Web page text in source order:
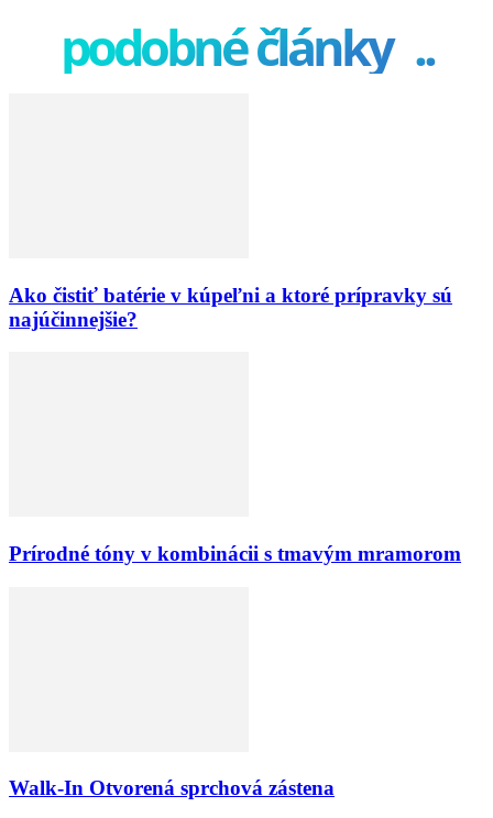
podobné články ..
Ako čistiť batérie v kúpeľni a ktoré prípravky sú
najúčinnejšie?
Prírodné tóny v kombinácii s tmavým mramorom
Walk-In Otvorená sprchová zástena